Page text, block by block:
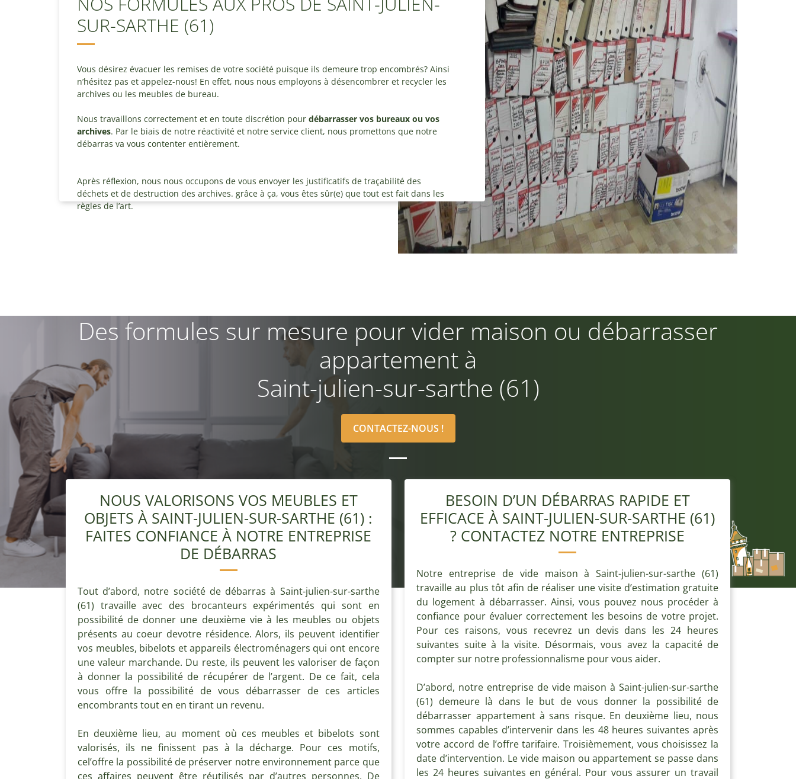
SUR-SARTHE (61)
Vous désirez évacuer les remises de votre société puisque ils demeure trop encombrés? Ainsi
n’hésitez pas et appelez-nous! En effet, nous nous employons à désencombrer et recycler les
archives ou les meubles de bureau.
Nous travaillons correctement et en toute discrétion pour débarrasser vos bureaux ou vos
archives. Par le biais de notre réactivité et notre service client, nous promettons que notre
débarras va vous contenter entièrement.
Après réflexion, nous nous occupons de vous envoyer les justificatifs de traçabilité des
déchets et de destruction des archives. grâce à ça, vous êtes sûr(e) que tout est fait dans les
règles de l’art.
Des formules sur mesure pour vider maison ou débarrasser
appartement à
Saint-julien-sur-sarthe (61)
CONTACTEZ-NOUS !
NOUS VALORISONS VOS MEUBLES ET
OBJETS À SAINT-JULIEN-SUR-SARTHE (61) :
FAITES CONFIANCE À NOTRE ENTREPRISE
DE DÉBARRAS
Tout d’abord, notre société de débarras à Saint-julien-sur-sarthe
(61) travaille avec des brocanteurs expérimentés qui sont en
possibilité de donner une deuxième vie à les meubles ou objets
présents au coeur devotre résidence. Alors, ils peuvent identifier
vos meubles, bibelots et appareils électroménagers qui ont encore
une valeur marchande. Du reste, ils peuvent les valoriser de façon
à donner la possibilité de récupérer de l’argent. De ce fait, cela
vous offre la possibilité de vous débarrasser de ces articles
encombrants tout en en tirant un revenu.
En deuxième lieu, au moment où ces meubles et bibelots sont
valorisés, ils ne finissent pas à la décharge. Pour ces motifs,
cel’offre la possibilité de préserver notre environnement parce que
ces affaires peuvent être réutilisés par d’autres personnes. De
BESOIN D’UN DÉBARRAS RAPIDE ET
EFFICACE À SAINT-JULIEN-SUR-SARTHE (61)
? CONTACTEZ NOTRE ENTREPRISE
Notre entreprise de vide maison à Saint-julien-sur-sarthe (61)
travaille au plus tôt afin de réaliser une visite d’estimation gratuite
du logement à débarrasser. Ainsi, vous pouvez nous procéder à
confiance pour évaluer correctement les besoins de votre projet.
Pour ces raisons, vous recevrez un devis dans les 24 heures
suivantes suite à la visite. Désormais, vous avez la capacité de
compter sur notre professionnalisme pour vous aider.
D’abord, notre entreprise de vide maison à Saint-julien-sur-sarthe
(61) demeure là dans le but de vous donner la possibilité de
débarrasser appartement à sans risque. En deuxième lieu, nous
sommes capables d’intervenir dans les 48 heures suivantes après
votre accord de l’offre tarifaire. Troisièmement, vous choisissez la
date d’intervention. Le vide maison ou appartement se passe dans
les 24 heures suivantes en général. Pour vous assurer un travail